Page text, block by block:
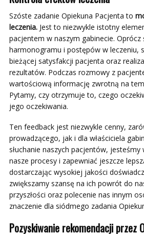
Szóste zadanie Opiekuna Pacjenta to
leczenia. Jest to niezwykle istotny
pacjentem w naszym gabinecie. Oprócz
harmonogramu i postępów w leczeniu,
bieżącej satysfakcji pacjenta oraz
rezultatów. Podczas rozmowy z
wartościową informację zwrotną na
Pytamy, czy otrzymuje to, czego
jego oczekiwania.
Ten feedback jest niezwykle cenny,
prowadzącego, jak i dla właściciela
słuchanie naszych pacjentów, jesteśmy
nasze procesy i zapewniać jeszcze
dostarczając wysokiej jakości
zwiększamy szansę na ich powrót do
przyszłości oraz polecenie nas innym
znaczenie dla siódmego zadania
Pozyskiwanie rekomendacji przez